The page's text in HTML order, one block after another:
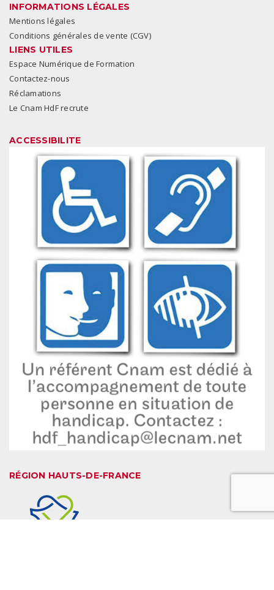
INFORMATIONS LÉGALES
Mentions légales
Conditions générales de vente (CGV)
LIENS UTILES
Espace Numérique de Formation
Contactez-nous
Réclamations
Le Cnam HdF recrute
ACCESSIBILITE
RÉGION HAUTS-DE-FRANCE